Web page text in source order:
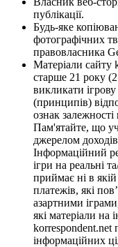
публікації.
Будь-яке
фотографічних
правовласника
Матеріали сайту
старше 21 року
викликати
(принципів)
ознак залежності
Пам'ятайте, що
джерелом
Інформаційний
ігри на реальні
приймає ні в
платежів, які
азартними
які матеріали на
korrespondent.net
інформаційних